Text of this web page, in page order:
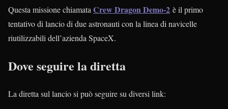
Questa missione chiamata Crew Dragon Demo-2 è il primo
tentativo di lancio di due astronauti con la linea di navicelle
riutilizzabili dell’azienda SpaceX.
Dove seguire la diretta
La diretta sul lancio si può seguire su diversi link: